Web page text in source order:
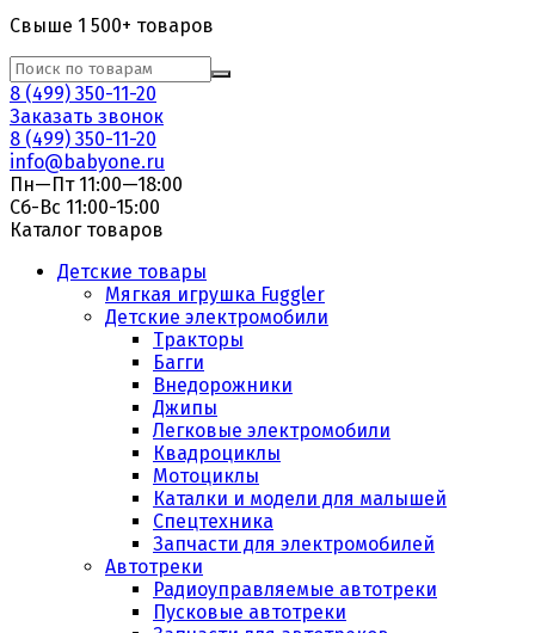
Свыше 1 500+ товаров
8 (499) 350-11-20
Заказать звонок
8 (499) 350-11-20
info@babyone.ru
Пн—Пт 11:00—18:00
Сб-Вс 11:00-15:00
Каталог товаров
Детские товары
Мягкая игрушка Fuggler
Детские электромобили
Тракторы
Багги
Внедорожники
Джипы
Легковые электромобили
Квадроциклы
Мотоциклы
Каталки и модели для малышей
Спецтехника
Запчасти для электромобилей
Автотреки
Радиоуправляемые автотреки
Пусковые автотреки